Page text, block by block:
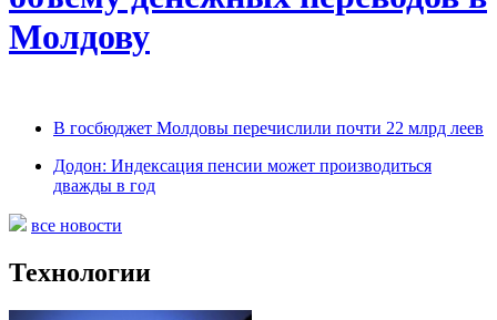
Молдову
В госбюджет Молдовы перечислили почти 22 млрд леев
Додон: Индексация пенсии может производиться
дважды в год
все новости
Технологии